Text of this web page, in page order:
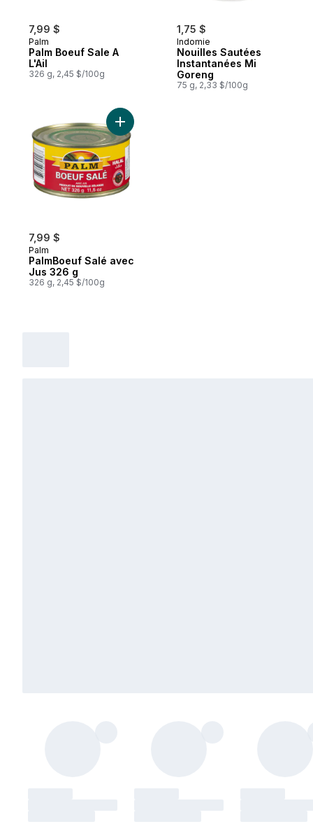
7,99 $
Palm
Palm Boeuf Sale A
L'Ail
326 g, 2,45 $/100g
1,75 $
Indomie
Nouilles Sautées
Instantanées Mi
Goreng
75 g, 2,33 $/100g
7,99 $
Palm
PalmBoeuf Salé avec
Jus 326 g
326 g, 2,45 $/100g
Ajouter PalmBoeuf Salé avec Jus 326 g